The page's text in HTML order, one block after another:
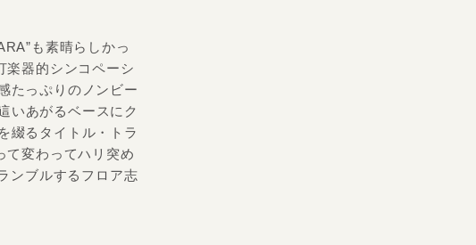
も素晴らしかっ
楽器的シンコペーシ
たっぷりのノンビー
いあがるベースにク
綴るタイトル・トラ
て変わってハリ突め
ンブルするフロア志